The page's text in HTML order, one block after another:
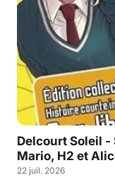
Delcourt Soleil -
Mario, H2 et
22 juil. 2026